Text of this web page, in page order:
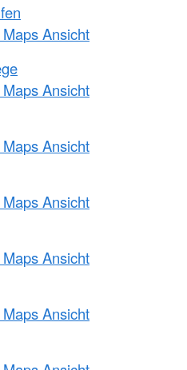
Ansicht
Ansicht
Ansicht
Ansicht
Ansicht
Ansicht